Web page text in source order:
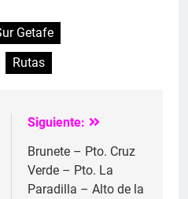
Getafe
Rutas
Siguiente:
Brunete – Pto. Cruz
Verde – Pto. La
Paradilla – Alto de la